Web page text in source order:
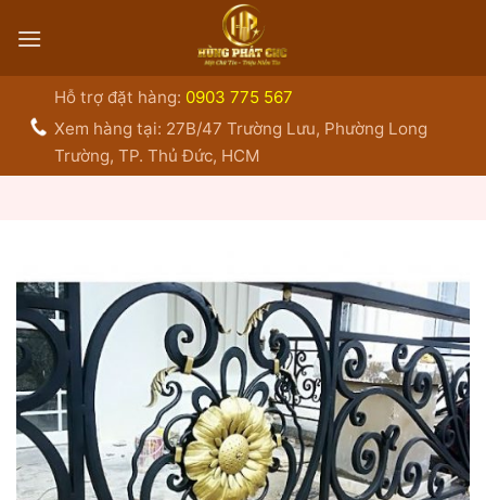
qua
Hỗ trợ đặt hàng: 0903 775 567
Xem hàng tại: 27B/47 Trường Lưu, Phường Long
Trường, TP. Thủ Đức, HCM